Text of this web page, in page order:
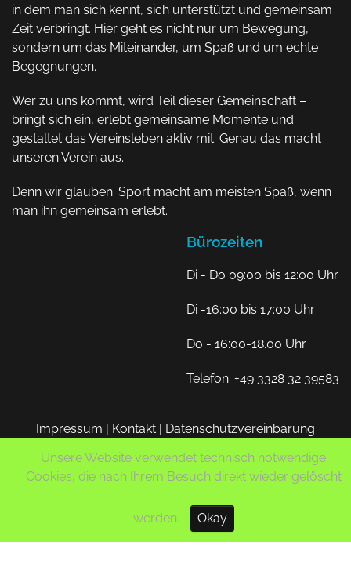
in dem man sich kennt, sich unterstützt und gemeinsam
Zeit verbringt. Hier geht es nicht nur um Bewegung,
sondern um das Miteinander, um Spaß und um echte
Begegnungen.
Wer zu uns kommt, wird Teil dieser Gemeinschaft –
bringt sich ein, erlebt gemeinsame Momente und
gestaltet das Vereinsleben aktiv mit. Genau das macht
unseren Verein aus.
Denn wir glauben: Sport macht am meisten Spaß, wenn
man ihn gemeinsam erlebt.
Bürozeiten
Di - Do 09:00 bis 12:00 Uhr
Di -16:00 bis 17:00 Uhr
Do - 16:00-18.00 Uhr
Telefon: +49 3328 32 39583
Impressum | Kontakt | Datenschutzvereinbarung
Unsere Website verwendet technisch notwendige
Cookies, die nach Ihrem Besuch direkt wieder gelöscht
werden. Okay